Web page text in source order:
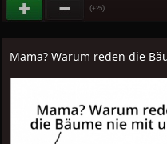
(+25)
Mama? Warum reden die